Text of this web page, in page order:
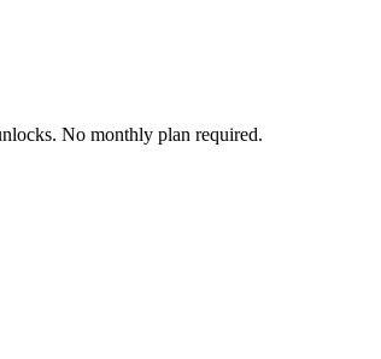
No monthly plan required.